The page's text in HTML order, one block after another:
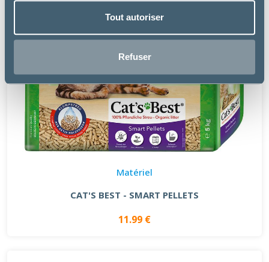
Tout autoriser
Refuser
Matériel
CAT'S BEST - SMART PELLETS
11.99 €